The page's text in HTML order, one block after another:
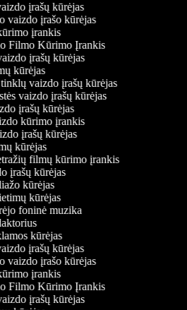
įrašų kūrėjas
vaizdo įrašo kūrėjas
įrankis
Filmo Kūrimo Įrankis
įrašų kūrėjas
kūrėjas
tinklų vaizdo įrašų kūrėjas
vaizdo įrašų kūrėjas
įrašų kūrėjas
kūrimo įrankis
įrašų kūrėjas
kūrėjas
filmų kūrimo įrankis
įrašų kūrėjas
kūrėjas
kūrėjas
foninė muzika
kūrėjas
įrašų kūrėjas
vaizdo įrašo kūrėjas
įrankis
Filmo Kūrimo Įrankis
įrašų kūrėjas